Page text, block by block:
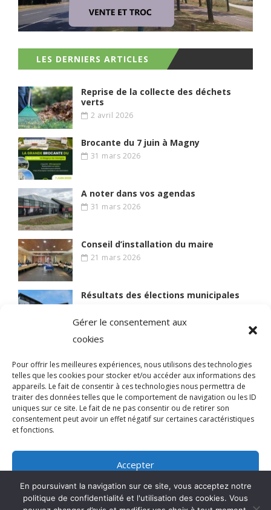
Gérer le consentement aux
cookies
Pour offrir les meilleures expériences, nous utilisons des technologies
telles que les cookies pour stocker et/ou accéder aux informations des
appareils. Le fait de consentir à ces technologies nous permettra de
traiter des données telles que le comportement de navigation ou les ID
uniques sur ce site. Le fait de ne pas consentir ou de retirer son
consentement peut avoir un effet négatif sur certaines caractéristiques
et fonctions.
Accepter
Refuser
LES DERNIERS ARTICLES
Reprise de la collecte des déchets
verts
2 avril 2026
Brocante du 7 juin à Magny
31 mars 2026
A noter dans vos agendas
31 mars 2026
Conseil d’installation du maire
21 mars 2026
Résultats des élections municipales
© 2021 BIEN VIVRE A MAGNY
Mentions légales
En poursuivant la navigation sur ce site, vous acceptez notre
politique de confidentialité et l'utilisation des cookies. Vous